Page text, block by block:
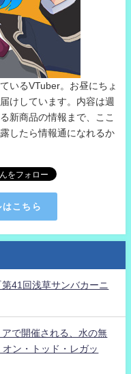
いるVTuber。お昼にちょ
けしています。内容は週
新商品の情報まで、ここ
したら情報通になれるか
こちら
41回浅草サンバカーニ
で開催される、水の無
ン・トッド・レガッ